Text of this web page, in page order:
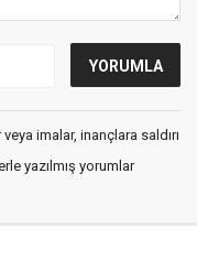
imalar, inançlara saldırı
yazılmış yorumlar